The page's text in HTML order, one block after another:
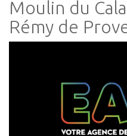
Moulin du
Rémy de